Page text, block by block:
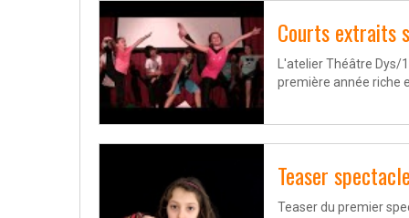
Courts extraits
L'atelier Théâtre
première année riche
Teaser
Teaser du premier